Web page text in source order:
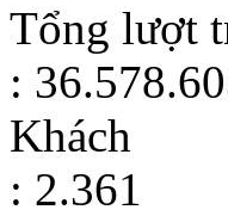
Tổng lượt
:
Khách
: 2.361